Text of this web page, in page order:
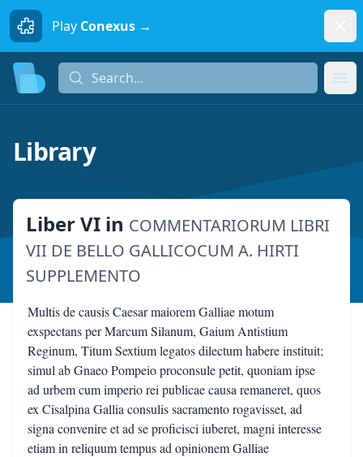
Play Conexus →
Search...
Library
Liber VI in COMMENTARIORUM LIBRI
VII DE BELLO GALLICOCUM A. HIRTI
SUPPLEMENTO
Multis de causis Caesar maiorem Galliae motum
exspectans per Marcum Silanum, Gaium Antistium
Reginum, Titum Sextium legatos dilectum habere instituit;
simul ab Gnaeo Pompeio proconsule petit, quoniam ipse
ad urbem cum imperio rei publicae causa remaneret, quos
ex Cisalpina Gallia consulis sacramento rogavisset, ad
signa convenire et ad se proficisci iuberet, magni interesse
etiam in reliquum tempus ad opinionem Galliae